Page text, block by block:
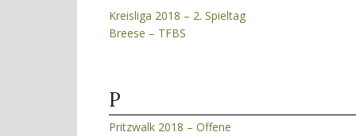
Kreisliga 2018 – 2. Spieltag
Breese – TFBS
P
Pritzwalk 2018 – Offene